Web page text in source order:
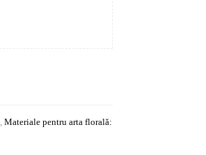
Materiale pentru arta florală: